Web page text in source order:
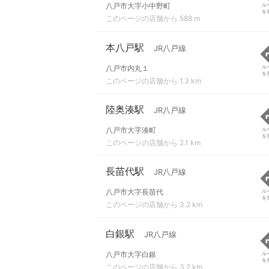
八戸市大字小中野町
このページの店舗から 588 m
ル
を
本八戸駅 JR八戸線
八戸市内丸１
このページの店舗から 1.3 km
ル
を
陸奥湊駅 JR八戸線
八戸市大字湊町
このページの店舗から 2.1 km
ル
を
長苗代駅 JR八戸線
八戸市大字長苗代
このページの店舗から 3.2 km
ル
を
白銀駅 JR八戸線
八戸市大字白銀
このページの店舗から 3.2 km
ル
を